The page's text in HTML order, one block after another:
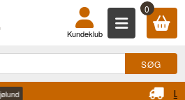
0
Kundeklub
2-4 Hverdage